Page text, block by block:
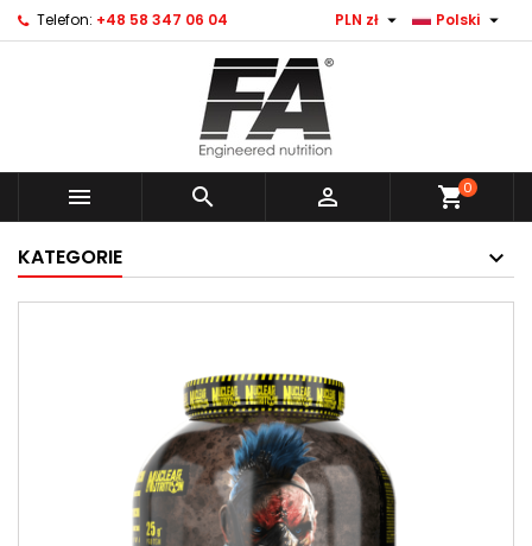
Telefon: +48 58 347 06 04 Polski 
PLN zł 
   shopping_cart0
KATEGORIE